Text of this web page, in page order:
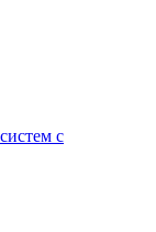
с